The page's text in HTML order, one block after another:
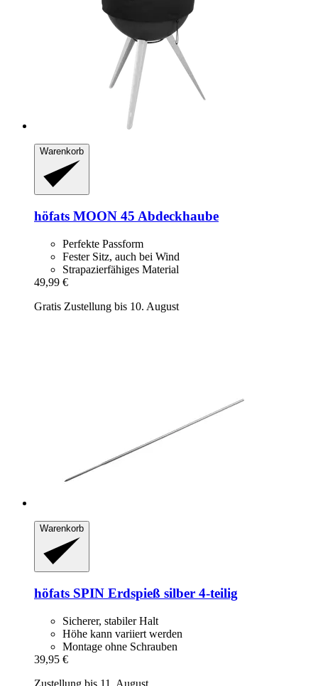
Warenkorb
höfats MOON 45 Abdeckhaube
Perfekte Passform
Fester Sitz, auch bei Wind
Strapazierfähiges Material
49,99 €
Gratis Zustellung bis 10. August
Warenkorb
höfats SPIN Erdspieß silber 4-​teilig
Sicherer, stabiler Halt
Höhe kann variiert werden
Montage ohne Schrauben
39,95 €
Zustellung bis 11. August